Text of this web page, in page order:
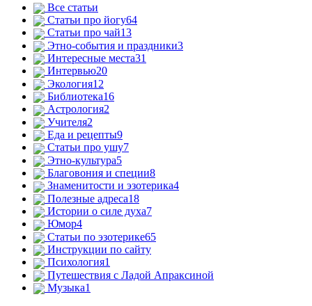
Все статьи
Статьи про йогу64
Статьи про чай13
Этно-события и праздники3
Интересные места31
Интервью20
Экология12
Библиотека16
Астрология2
Учителя2
Еда и рецепты9
Статьи про ушу7
Этно-культура5
Благовония и специи8
Знаменитости и эзотерика4
Полезные адреса18
Истории о силе духа7
Юмор4
Статьи по эзотерике65
Инструкции по сайту
Психология1
Путешествия с Ладой Апраксиной
Музыка1